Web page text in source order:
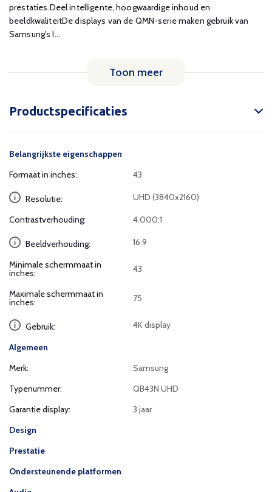
prestaties.Deel intelligente, hoogwaardige inhoud en
beeldkwaliteitDe displays van de QMN-serie maken gebruik van
Samsung's I...
Toon meer
Productspecificaties
Belangrijkste eigenschappen
Formaat in inches:
43
Resolutie: UHD (3840x2160)
Contrastverhouding: 4.000:1
Beeldverhouding: 16:9
Minimale schermmaat in
inches: 43
Maximale schermmaat in
inches: 75
Gebruik: 4K display
Algemeen
Merk:
Samsung
Typenummer:
QB43N UHD
Garantie display:
3 jaar
Design
Prestatie
Ondersteunende platformen